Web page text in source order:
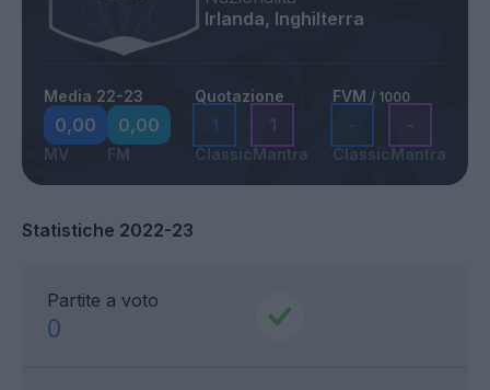
Irlanda, Inghilterra
Media 22-23
0,00
MV
0,00
FM
Quotazione
1
Classic
1
Mantra
FVM / 1000
-
Classic
-
Mantra
Statistiche 2022-23
Partite a voto
0